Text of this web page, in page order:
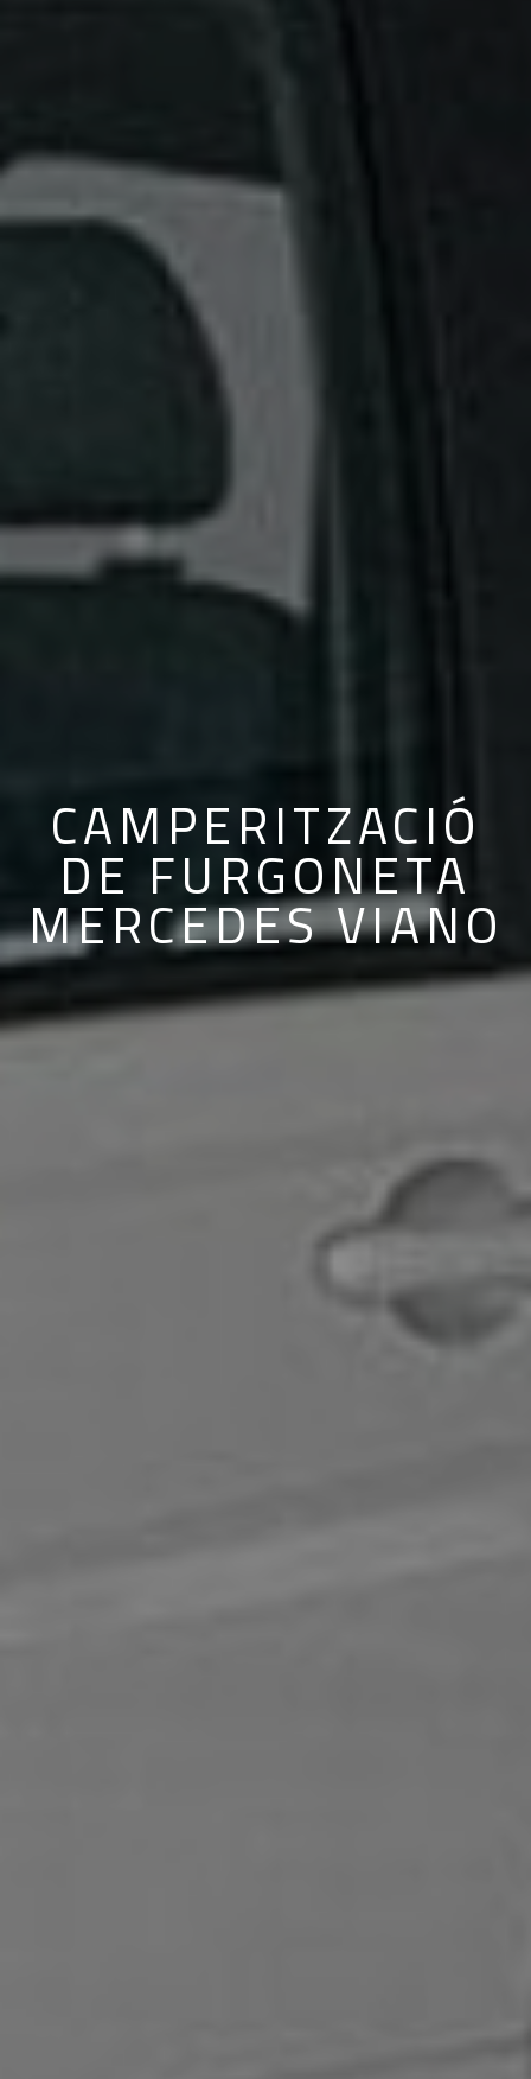
CAMPERITZACIÓ
DE FURGONETA
MERCEDES VIANO